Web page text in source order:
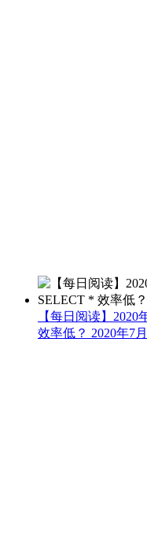
【每日阅读】
效率低？ 2020年7